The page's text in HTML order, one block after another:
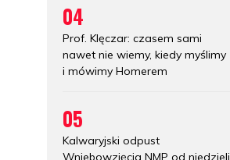
04
Prof. Klęczar: czasem sami
nawet nie wiemy, kiedy myślimy
i mówimy Homerem
05
Kalwaryjski odpust
Wniebowzięcia NMP od niedzieli